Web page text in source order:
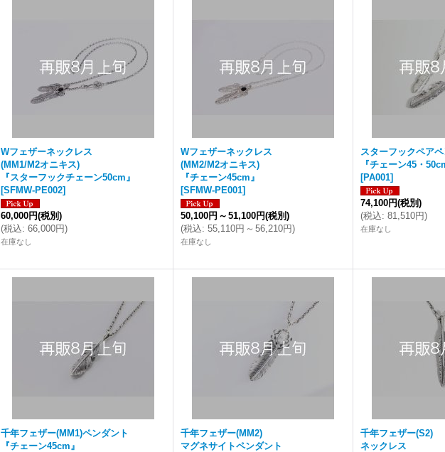
Wフェザーネックレス
(MM1/M2オニキス)
『スターフックチェーン50cm』
[SFMW-PE002]
60,000円(税別)
(税込: 66,000円)
在庫なし
Wフェザーネックレス
(MM2/M2オニキス)
『チェーン45cm』
[SFMW-PE001]
50,100円 ～ 51,100円(税別)
(税込: 55,110円 ～ 56,210円)
在庫なし
スターフックペア
『チェーン45・
[PA001]
74,100円(税別)
(税込: 81,510円)
在庫なし
千年フェザー(MM1)ペンダント
『チェーン45cm』
千年フェザー(MM2)
マグネサイトペンダント
千年フェザー(S2)
ネックレス